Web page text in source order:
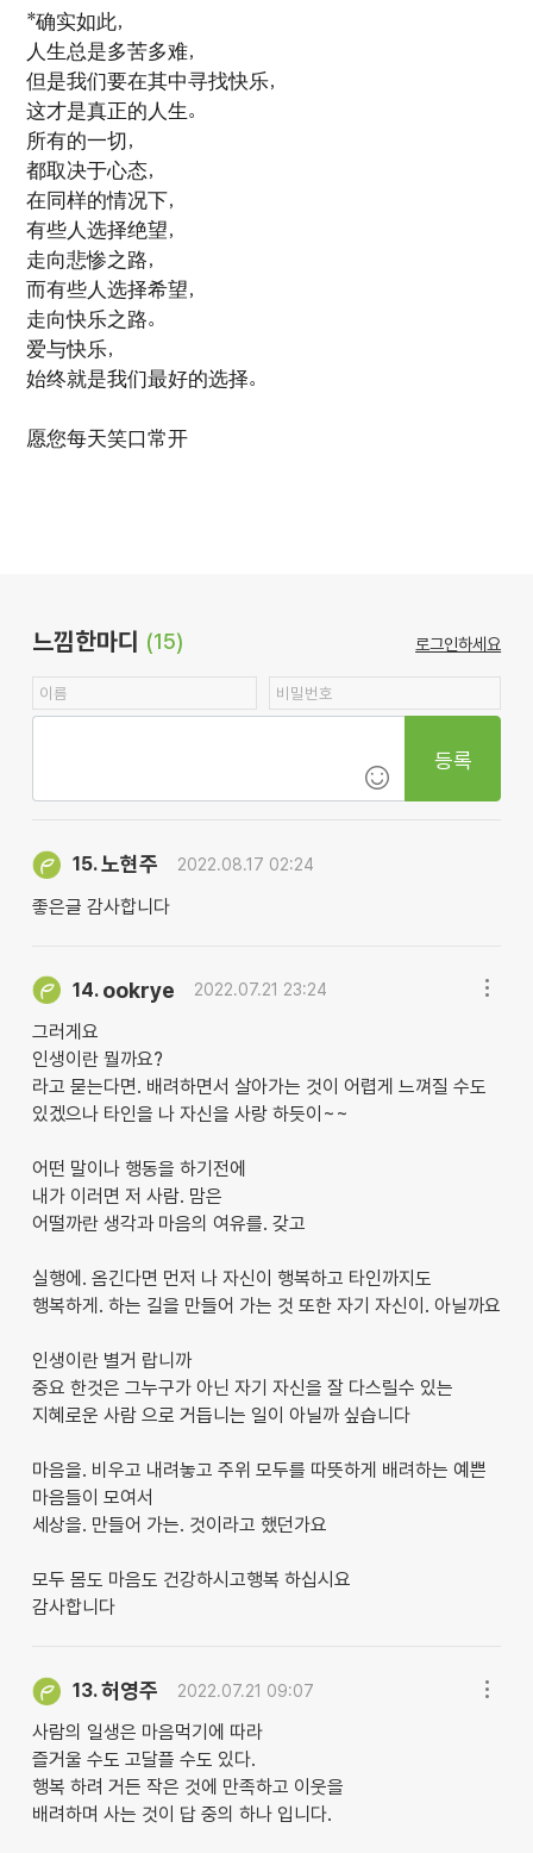
*确实如此，
人生总是多苦多难，
但是我们要在其中寻找快乐，
这才是真正的人生。
所有的一切，
都取决于心态，
在同样的情况下，
有些人选择绝望，
走向悲惨之路，
而有些人选择希望，
走向快乐之路。
爱与快乐，
始终就是我们最好的选择。
愿您每天笑口常开
느낌한마디 (15) 로그인하세요
등록
15.노현주 2022.08.17 02:24
좋은글 감사합니다
14. ookrye 2022.07.21 23:24
그러게요
인생이란 뭘까요?
라고 묻는다면. 배려하면서 살아가는 것이 어렵게 느껴질 수도
있겠으나 타인을 나 자신을 사랑 하듯이~~
어떤 말이나 행동을 하기전에
내가 이러면 저 사람. 맘은
어떨까란 생각과 마음의 여유를. 갖고
실행에. 옴긴다면 먼저 나 자신이 행복하고 타인까지도
행복하게. 하는 길을 만들어 가는 것 또한 자기 자신이. 아닐까요
인생이란 별거 랍니까
중요 한것은 그누구가 아닌 자기 자신을 잘 다스릴수 있는
지혜로운 사람 으로 거듭니는 일이 아닐까 싶습니다
마음을. 비우고 내려놓고 주위 모두를 따뜻하게 배려하는 예쁜
마음들이 모여서
세상을. 만들어 가는. 것이라고 했던가요
모두 몸도 마음도 건강하시고행복 하십시요
감사합니다
13.허영주 2022.07.21 09:07
사람의 일생은 마음먹기에 따라
즐거울 수도 고달플 수도 있다.
행복 하려 거든 작은 것에 만족하고 이웃을
배려하며 사는 것이 답 중의 하나 입니다.